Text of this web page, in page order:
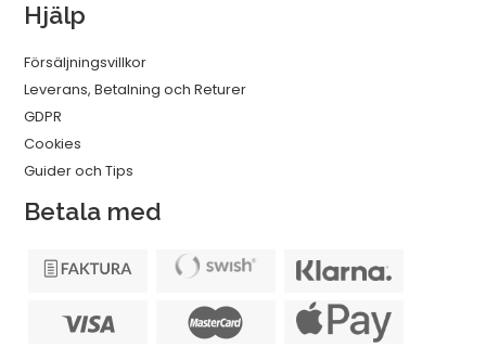
Hjälp
Försäljningsvillkor
Leverans, Betalning och Returer
GDPR
Cookies
Guider och Tips
Betala med